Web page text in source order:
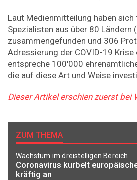
Laut Medienmitteilung haben
Spezialisten aus über 80 Ländern
zusammengefunden und 306
Adressierung der COVID-19 Krise
entspreche 100'000
die auf diese Art und Weise
Dieser Artikel erschien zuerst bei
ZUM THEMA
Wachstum im dreistelligen Bereich
Coronavirus kurbelt
kräftig an